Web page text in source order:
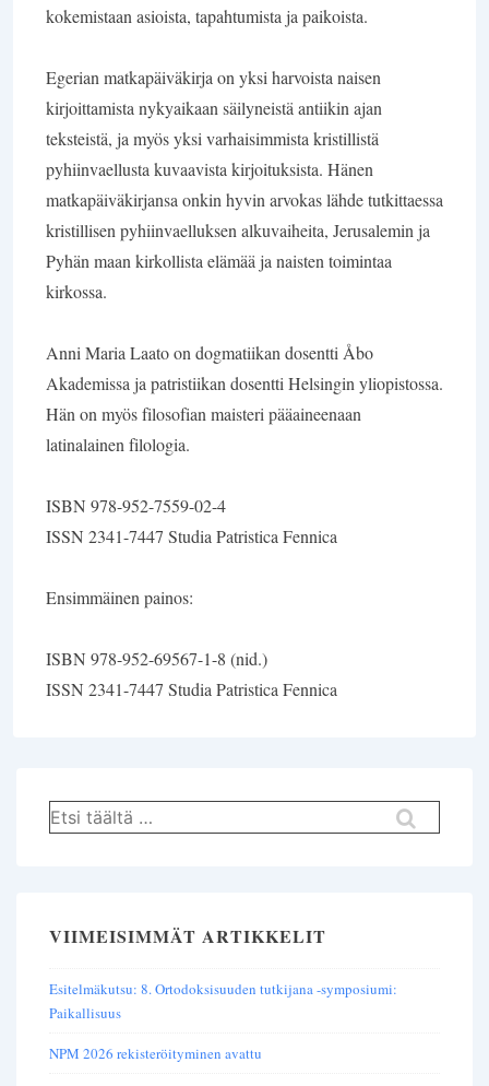
kokemistaan asioista, tapahtumista ja paikoista.
Egerian matkapäiväkirja on yksi harvoista naisen
kirjoittamista nykyaikaan säilyneistä antiikin ajan
teksteistä, ja myös yksi varhaisimmista kristillistä
pyhiinvaellusta kuvaavista kirjoituksista. Hänen
matkapäiväkirjansa onkin hyvin arvokas lähde tutkittaessa
kristillisen pyhiinvaelluksen alkuvaiheita, Jerusalemin ja
Pyhän maan kirkollista elämää ja naisten toimintaa
kirkossa.
Anni Maria Laato on dogmatiikan dosentti Åbo
Akademissa ja patristiikan dosentti Helsingin yliopistossa.
Hän on myös filosofian maisteri pääaineenaan
latinalainen filologia.
ISBN 978-952-7559-02-4
ISSN 2341-7447 Studia Patristica Fennica
Ensimmäinen painos:
ISBN 978-952-69567-1-8 (nid.)
ISSN 2341-7447 Studia Patristica Fennica
Hae:
VIIMEISIMMÄT ARTIKKELIT
Esitelmäkutsu: 8. Ortodoksisuuden tutkijana -symposiumi:
Paikallisuus
NPM 2026 rekisteröityminen avattu